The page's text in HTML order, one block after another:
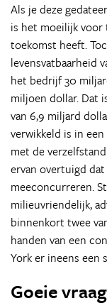
Als je deze
is het moeilijk
toekomst heeft.
levensvatbaarheid
het bedrijf 30
miljoen dollar. Dat
van 6,9 miljard
verwikkeld is in
met de
ervan overtuigd
meeconcurreren.
milieuvriendelijk,
binnenkort twee
handen van een
York er ineens een
Goeie vraag